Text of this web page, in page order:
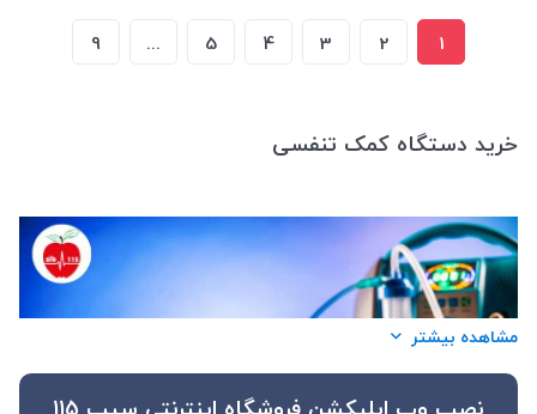
1
2
3
4
5
...
9
خرید دستگاه کمک تنفسی
مشاهده بیشتر